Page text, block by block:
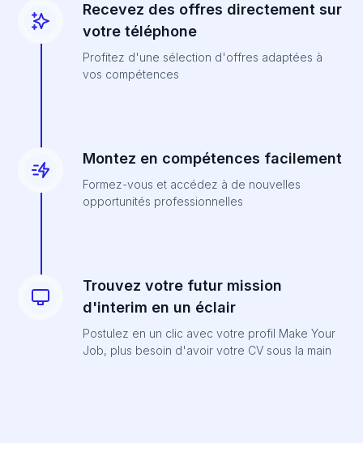
Recevez des offres directement sur
votre téléphone
Profitez d'une sélection d'offres adaptées à
vos compétences
Montez en compétences facilement
Formez-vous et accédez à de nouvelles
opportunités professionnelles
Trouvez votre futur mission
d'interim en un éclair
Postulez en un clic avec votre profil Make Your
Job, plus besoin d'avoir votre CV sous la main